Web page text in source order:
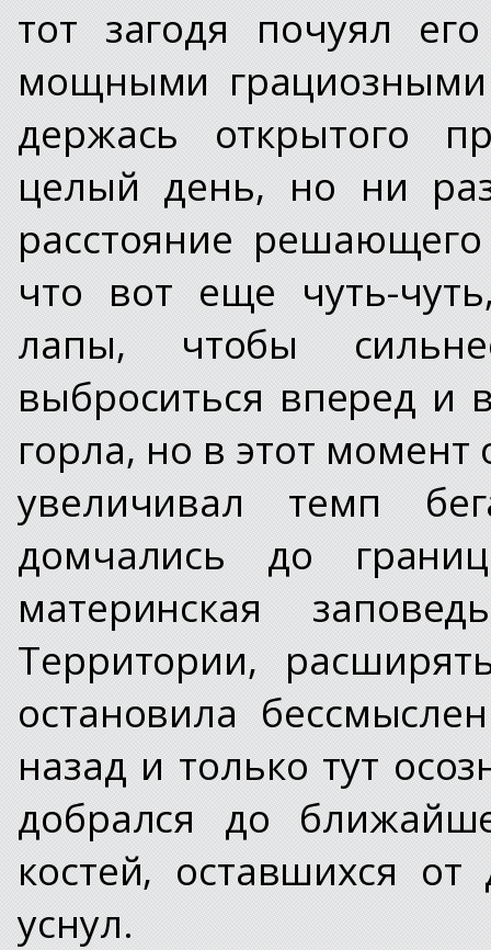
тот загодя почуял
мощными
держась открытого
целый день, но ни
расстояние
что вот еще чуть-
лапы, чтобы
выброситься вперед
горла, но в этот
увеличивал темп
домчались до
материнская
Территории,
остановила
назад и только тут
добрался до
костей, оставшихся
уснул.